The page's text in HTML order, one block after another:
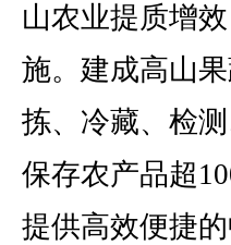
山农业提质增
施。建成高山
拣、冷藏、检
保存农产品超
提供高效便捷